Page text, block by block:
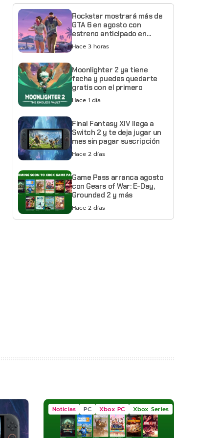
Rockstar mostrará más de
GTA 6 en agosto con
estreno anticipado en
Netflix
Hace 3 horas
Moonlighter 2 ya tiene
fecha y puedes quedarte
gratis con el primero
Hace 1 día
Final Fantasy XIV llega a
Switch 2 y te deja jugar un
mes sin pagar suscripción
Hace 2 días
Game Pass arranca agosto
con Gears of War: E-Day,
Grounded 2 y más
Hace 2 días
Noticias PC Xbox PC Xbox Series